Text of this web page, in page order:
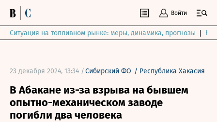
Войти
Ситуация на топливном рынке: меры, динамика, прогнозы
23 декабря 2024, 13:34 /Сибирский ФО / Республика Хакасия
В Абакане из-за взрыва на бывшем
опытно-механическом заводе
погибли два человека